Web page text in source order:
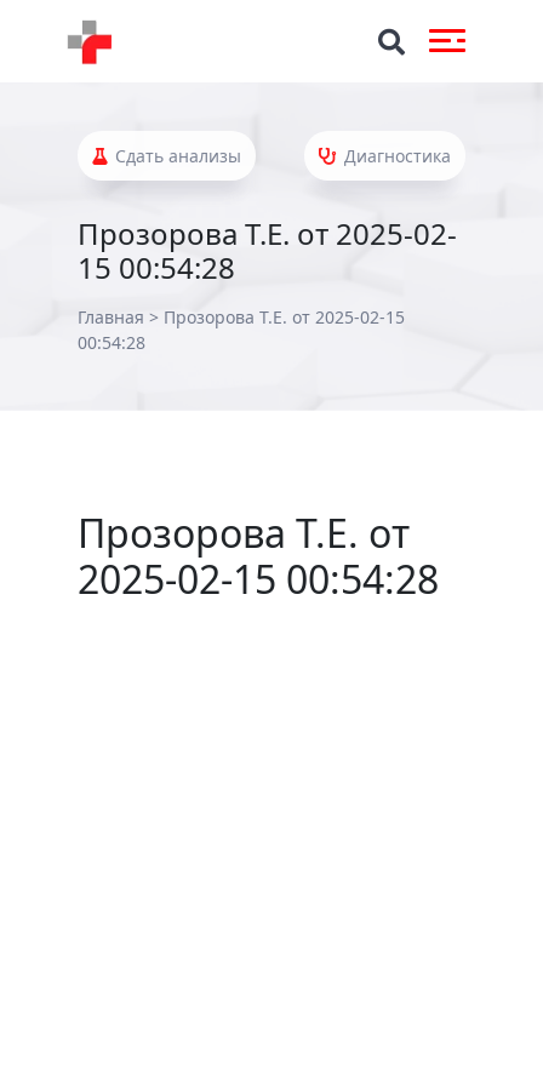
Сдать анализы Диагностика
Прозорова Т.Е. от 2025-02-
15 00:54:28
Главная > Прозорова Т.Е. от 2025-02-15
00:54:28
Прозорова Т.Е. от
2025-02-15 00:54:28